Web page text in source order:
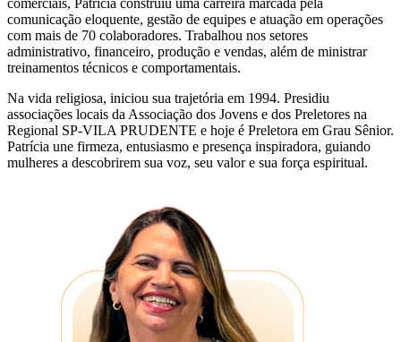
comerciais, Patrícia construiu uma carreira marcada pela
comunicação eloquente, gestão de equipes e atuação em operações
com mais de 70 colaboradores. Trabalhou nos setores
administrativo, financeiro, produção e vendas, além de ministrar
treinamentos técnicos e comportamentais.
Na vida religiosa, iniciou sua trajetória em 1994. Presidiu
associações locais da Associação dos Jovens e dos Preletores na
Regional SP-VILA PRUDENTE e hoje é Preletora em Grau Sênior.
Patrícia une firmeza, entusiasmo e presença inspiradora, guiando
mulheres a descobrirem sua voz, seu valor e sua força espiritual.